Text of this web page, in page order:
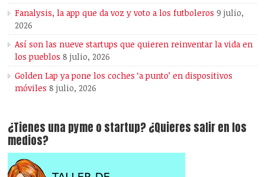
Fanalysis, la app que da voz y voto a los futboleros 9 julio,
2026
Así son las nueve startups que quieren reinventar la vida en
los pueblos 8 julio, 2026
Golden Lap ya pone los coches ‘a punto’ en dispositivos
móviles 8 julio, 2026
¿Tienes una pyme o startup? ¿Quieres salir en los
medios?